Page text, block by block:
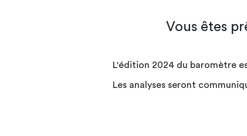
Vous êtes
L'édition 2024 du baromètre
Les analyses seront